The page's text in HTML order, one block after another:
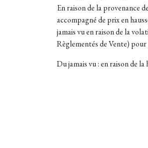
En raison de la provenance
accompagné de prix en
jamais vu en raison de la
Règlementés de Vente)
Du jamais vu : en raison de